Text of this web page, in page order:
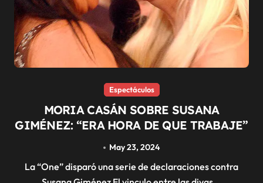
Espectáculos
MORIA CASÁN SOBRE SUSANA
GIMÉNEZ: “ERA HORA DE QUE TRABAJE”
May 23, 2024
La “One” disparó una serie de declaraciones contra